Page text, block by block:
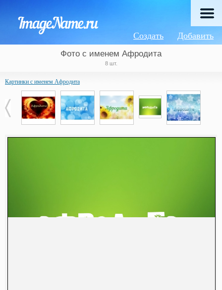
Добавить
Создать
Фото с именем Афродита
8 шт.
Картинки с именем Афродита